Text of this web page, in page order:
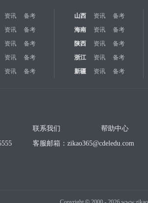
资讯 备考 山西 资讯 备考
资讯 备考 海南 资讯 备考
资讯 备考 陕西 资讯 备考
资讯 备考 浙江 资讯 备考
资讯 备考 新疆 资讯 备考
联系我们
帮助中心
客服邮箱： zikao365@cdeledu.com